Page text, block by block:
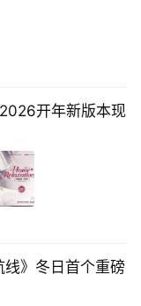
开年新版本现
》冬日首个重磅